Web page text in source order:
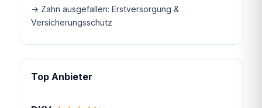
→ Zahn ausgefallen: Erstversorgung &
Versicherungsschutz
Top Anbieter